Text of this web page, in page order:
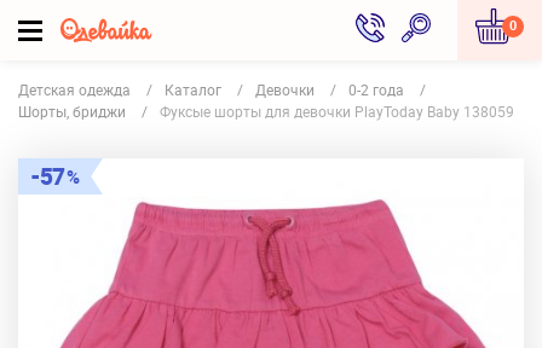
0
Детская одежда Каталог Девочки
0-2 года
Шорты, бриджи
Фуксые шорты для девочки PlayToday Baby 138059
57